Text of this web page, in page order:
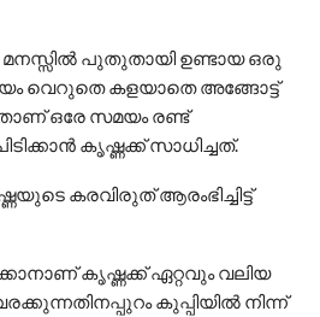
മനസ്സിൽ പുതുതായി ഉണ്ടായ ഒരു
വെറുതെ കളയാതെ അങ്ങോട്ട്
ഒരേ സമയം രണ്ട്
കൃഷ്ണക്ക് സാധിച്ചത്.
കരവിരുത് ആരംഭിച്ചിട്ട്
കൃഷ്ണക്ക് ഏറ്റവും വലിയ
കുപ്പിയിൽ നിന്ന്